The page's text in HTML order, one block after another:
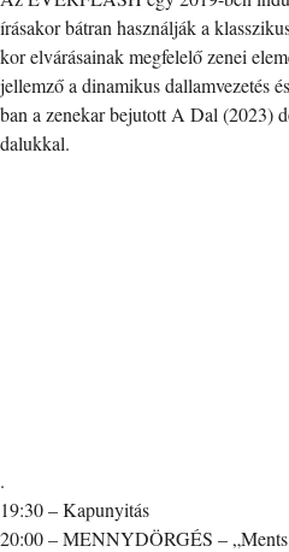
írásakor bátran használják a
kor elvárásainak megfelelő zenei
jellemző a dinamikus dallamvezetés
ban a zenekar bejutott A Dal (2023)
dalukkal.
.
19:30 – Kapunyitás
20:00 – MENNYDÖRGÉS – „Ments